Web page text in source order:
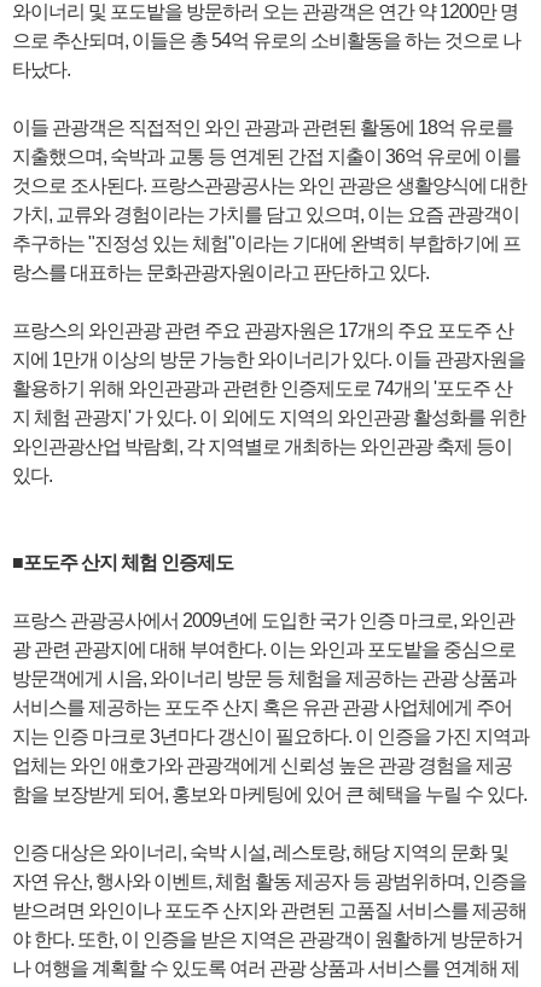
와이너리 및 포도밭을 방문하러 오는 관광객은 연간 약 1200만 명
으로 추산되며, 이들은 총 54억 유로의 소비활동을 하는 것으로 나
타났다.
이들 관광객은 직접적인 와인 관광과 관련된 활동에 18억 유로를
지출했으며, 숙박과 교통 등 연계된 간접 지출이 36억 유로에 이를
것으로 조사된다. 프랑스관광공사는 와인 관광은 생활양식에 대한
가치, 교류와 경험이라는 가치를 담고 있으며, 이는 요즘 관광객이
추구하는 "진정성 있는 체험"이라는 기대에 완벽히 부합하기에 프
랑스를 대표하는 문화관광자원이라고 판단하고 있다.
프랑스의 와인관광 관련 주요 관광자원은 17개의 주요 포도주 산
지에 1만개 이상의 방문 가능한 와이너리가 있다. 이들 관광자원을
활용하기 위해 와인관광과 관련한 인증제도로 74개의 '포도주 산
지 체험 관광지' 가 있다. 이 외에도 지역의 와인관광 활성화를 위한
와인관광산업 박람회, 각 지역별로 개최하는 와인관광 축제 등이
있다.
■포도주 산지 체험 인증제도
프랑스 관광공사에서 2009년에 도입한 국가 인증 마크로, 와인관
광 관련 관광지에 대해 부여한다. 이는 와인과 포도밭을 중심으로
방문객에게 시음, 와이너리 방문 등 체험을 제공하는 관광 상품과
서비스를 제공하는 포도주 산지 혹은 유관 관광 사업체에게 주어
지는 인증 마크로 3년마다 갱신이 필요하다. 이 인증을 가진 지역과
업체는 와인 애호가와 관광객에게 신뢰성 높은 관광 경험을 제공
함을 보장받게 되어, 홍보와 마케팅에 있어 큰 혜택을 누릴 수 있다.
인증 대상은 와이너리, 숙박 시설, 레스토랑, 해당 지역의 문화 및
자연 유산, 행사와 이벤트, 체험 활동 제공자 등 광범위하며, 인증을
받으려면 와인이나 포도주 산지와 관련된 고품질 서비스를 제공해
야 한다. 또한, 이 인증을 받은 지역은 관광객이 원활하게 방문하거
나 여행을 계획할 수 있도록 여러 관광 상품과 서비스를 연계해 제